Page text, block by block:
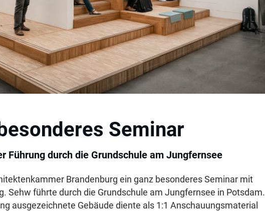
Seminar
Führung durch die Grundschule am Jungfernsee
Brandenburg ein ganz besonderes Seminar mit
Sehw führte durch die Grundschule am Jungfernsee in Potsdam.
ausgezeichnete Gebäude diente als 1:1 Anschauungsmaterial